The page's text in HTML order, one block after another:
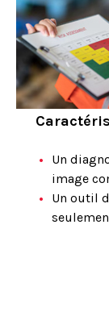
Un
image
Un outil